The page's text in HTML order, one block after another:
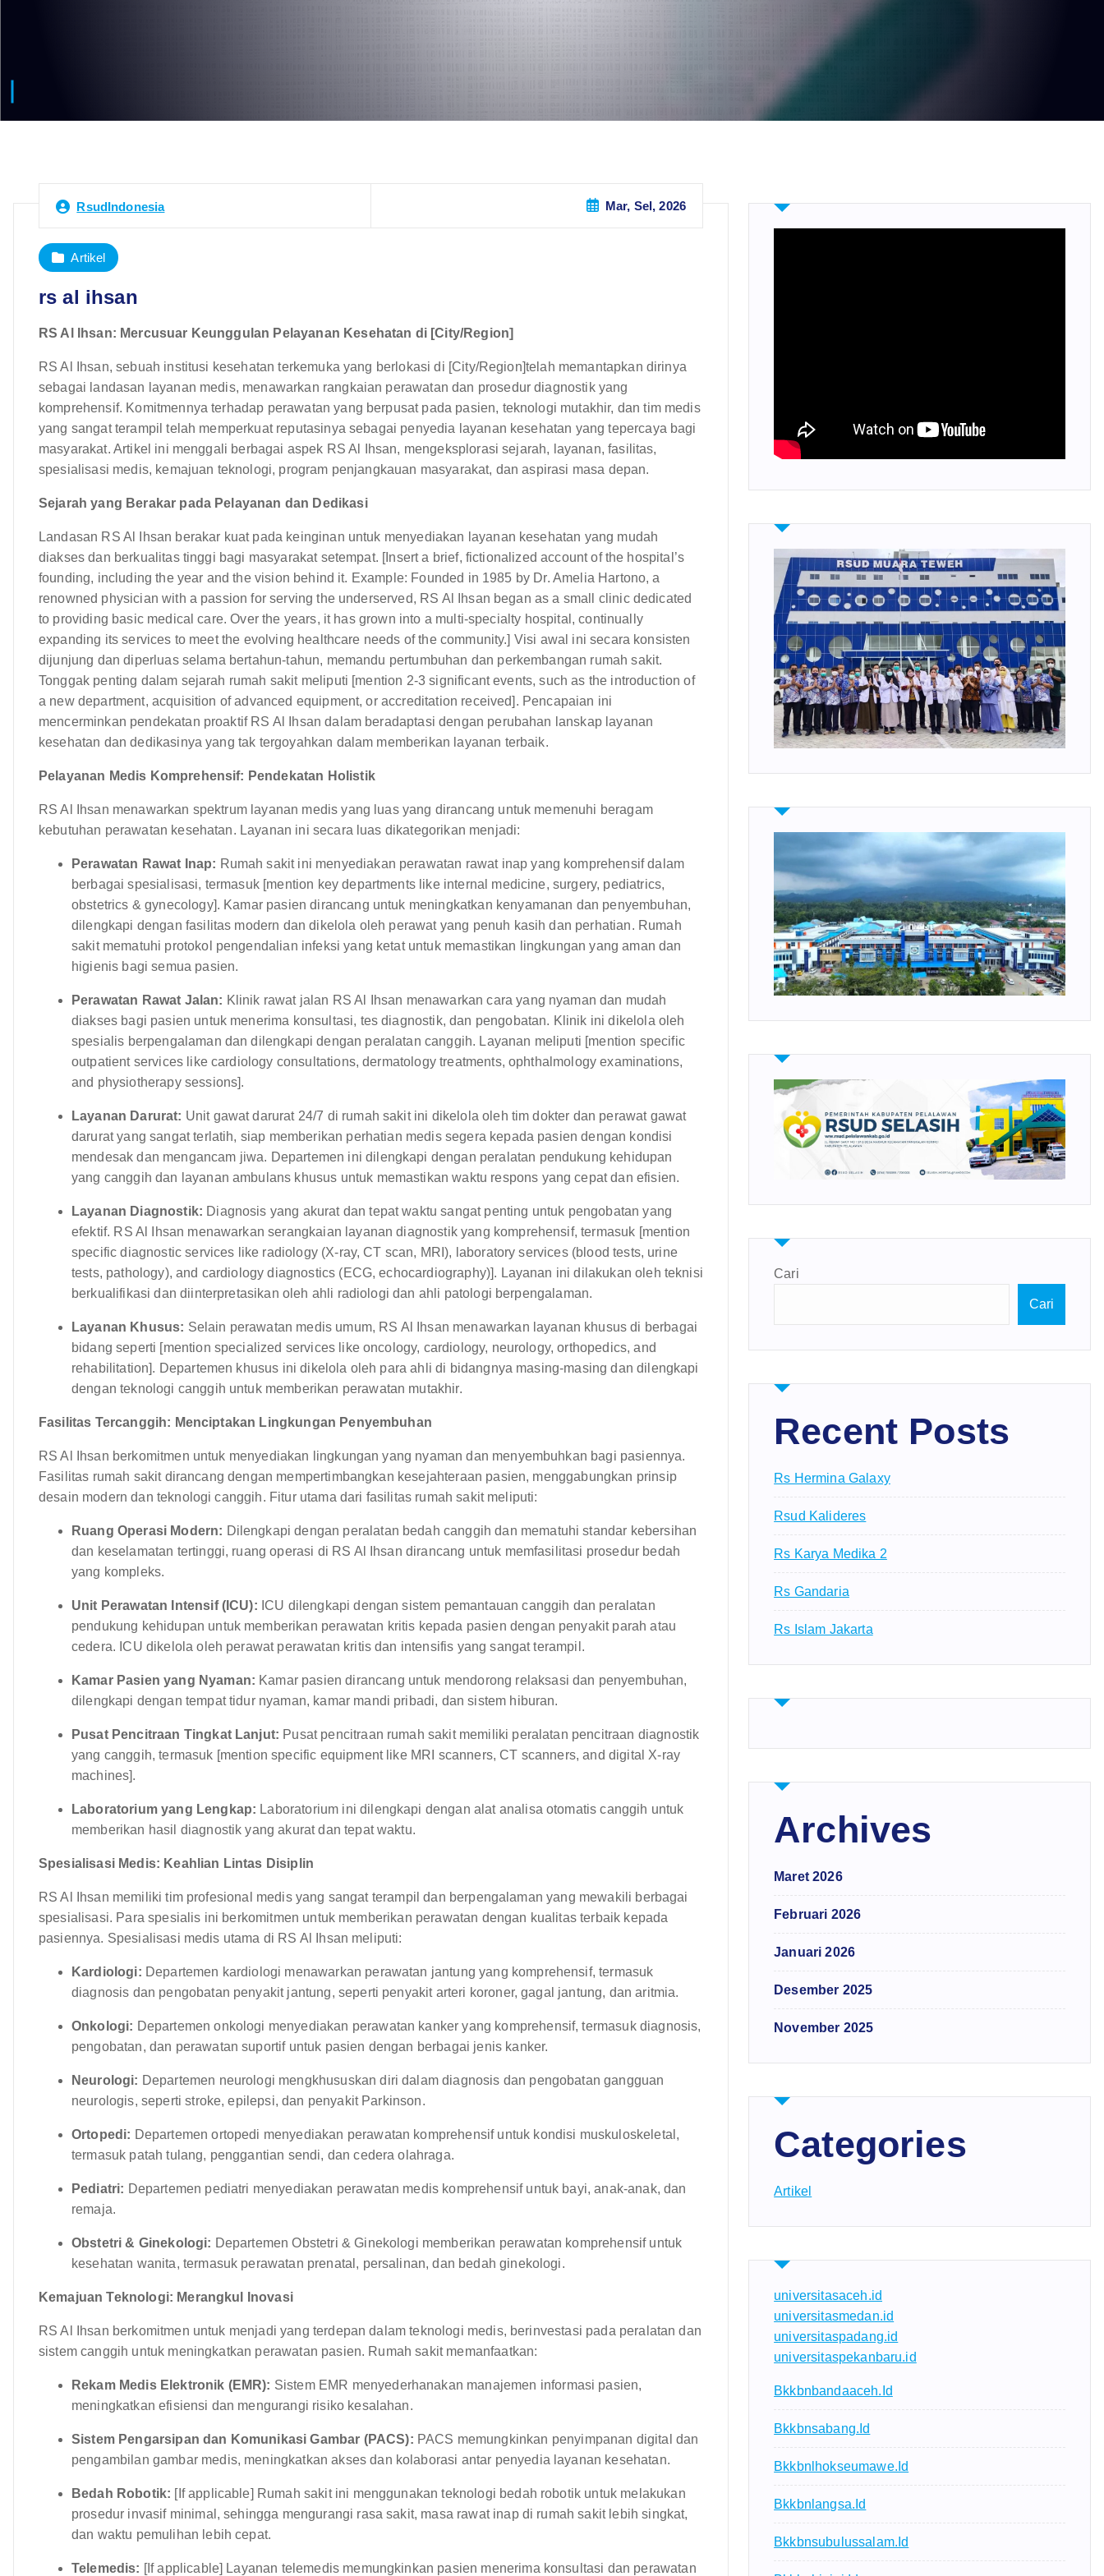
RsudIndonesia Mar, Sel, 2026
Artikel
rs al ihsan
RS Al Ihsan: Mercusuar Keunggulan Pelayanan Kesehatan di [City/Region]
RS Al Ihsan, sebuah institusi kesehatan terkemuka yang berlokasi di [City/Region]telah memantapkan dirinya
sebagai landasan layanan medis, menawarkan rangkaian perawatan dan prosedur diagnostik yang
komprehensif. Komitmennya terhadap perawatan yang berpusat pada pasien, teknologi mutakhir, dan tim medis
yang sangat terampil telah memperkuat reputasinya sebagai penyedia layanan kesehatan yang tepercaya bagi
masyarakat. Artikel ini menggali berbagai aspek RS Al Ihsan, mengeksplorasi sejarah, layanan, fasilitas,
spesialisasi medis, kemajuan teknologi, program penjangkauan masyarakat, dan aspirasi masa depan.
Sejarah yang Berakar pada Pelayanan dan Dedikasi
Landasan RS Al Ihsan berakar kuat pada keinginan untuk menyediakan layanan kesehatan yang mudah
diakses dan berkualitas tinggi bagi masyarakat setempat. [Insert a brief, fictionalized account of the hospital’s
founding, including the year and the vision behind it. Example: Founded in 1985 by Dr. Amelia Hartono, a
renowned physician with a passion for serving the underserved, RS Al Ihsan began as a small clinic dedicated
to providing basic medical care. Over the years, it has grown into a multi-specialty hospital, continually
expanding its services to meet the evolving healthcare needs of the community.] Visi awal ini secara konsisten
dijunjung dan diperluas selama bertahun-tahun, memandu pertumbuhan dan perkembangan rumah sakit.
Tonggak penting dalam sejarah rumah sakit meliputi [mention 2-3 significant events, such as the introduction of
a new department, acquisition of advanced equipment, or accreditation received]. Pencapaian ini
mencerminkan pendekatan proaktif RS Al Ihsan dalam beradaptasi dengan perubahan lanskap layanan
kesehatan dan dedikasinya yang tak tergoyahkan dalam memberikan layanan terbaik.
Pelayanan Medis Komprehensif: Pendekatan Holistik
RS Al Ihsan menawarkan spektrum layanan medis yang luas yang dirancang untuk memenuhi beragam
kebutuhan perawatan kesehatan. Layanan ini secara luas dikategorikan menjadi:
Perawatan Rawat Inap: Rumah sakit ini menyediakan perawatan rawat inap yang komprehensif dalam
berbagai spesialisasi, termasuk [mention key departments like internal medicine, surgery, pediatrics,
obstetrics & gynecology]. Kamar pasien dirancang untuk meningkatkan kenyamanan dan penyembuhan,
dilengkapi dengan fasilitas modern dan dikelola oleh perawat yang penuh kasih dan perhatian. Rumah
sakit mematuhi protokol pengendalian infeksi yang ketat untuk memastikan lingkungan yang aman dan
higienis bagi semua pasien.
Perawatan Rawat Jalan: Klinik rawat jalan RS Al Ihsan menawarkan cara yang nyaman dan mudah
diakses bagi pasien untuk menerima konsultasi, tes diagnostik, dan pengobatan. Klinik ini dikelola oleh
spesialis berpengalaman dan dilengkapi dengan peralatan canggih. Layanan meliputi [mention specific
outpatient services like cardiology consultations, dermatology treatments, ophthalmology examinations,
and physiotherapy sessions].
Layanan Darurat: Unit gawat darurat 24/7 di rumah sakit ini dikelola oleh tim dokter dan perawat gawat
darurat yang sangat terlatih, siap memberikan perhatian medis segera kepada pasien dengan kondisi
mendesak dan mengancam jiwa. Departemen ini dilengkapi dengan peralatan pendukung kehidupan
yang canggih dan layanan ambulans khusus untuk memastikan waktu respons yang cepat dan efisien.
Layanan Diagnostik: Diagnosis yang akurat dan tepat waktu sangat penting untuk pengobatan yang
efektif. RS Al Ihsan menawarkan serangkaian layanan diagnostik yang komprehensif, termasuk [mention
specific diagnostic services like radiology (X-ray, CT scan, MRI), laboratory services (blood tests, urine
tests, pathology), and cardiology diagnostics (ECG, echocardiography)]. Layanan ini dilakukan oleh teknisi
berkualifikasi dan diinterpretasikan oleh ahli radiologi dan ahli patologi berpengalaman.
Layanan Khusus: Selain perawatan medis umum, RS Al Ihsan menawarkan layanan khusus di berbagai
bidang seperti [mention specialized services like oncology, cardiology, neurology, orthopedics, and
rehabilitation]. Departemen khusus ini dikelola oleh para ahli di bidangnya masing-masing dan dilengkapi
dengan teknologi canggih untuk memberikan perawatan mutakhir.
Fasilitas Tercanggih: Menciptakan Lingkungan Penyembuhan
RS Al Ihsan berkomitmen untuk menyediakan lingkungan yang nyaman dan menyembuhkan bagi pasiennya.
Fasilitas rumah sakit dirancang dengan mempertimbangkan kesejahteraan pasien, menggabungkan prinsip
desain modern dan teknologi canggih. Fitur utama dari fasilitas rumah sakit meliputi:
Ruang Operasi Modern: Dilengkapi dengan peralatan bedah canggih dan mematuhi standar kebersihan
dan keselamatan tertinggi, ruang operasi di RS Al Ihsan dirancang untuk memfasilitasi prosedur bedah
yang kompleks.
Unit Perawatan Intensif (ICU): ICU dilengkapi dengan sistem pemantauan canggih dan peralatan
pendukung kehidupan untuk memberikan perawatan kritis kepada pasien dengan penyakit parah atau
cedera. ICU dikelola oleh perawat perawatan kritis dan intensifis yang sangat terampil.
Kamar Pasien yang Nyaman: Kamar pasien dirancang untuk mendorong relaksasi dan penyembuhan,
dilengkapi dengan tempat tidur nyaman, kamar mandi pribadi, dan sistem hiburan.
Pusat Pencitraan Tingkat Lanjut: Pusat pencitraan rumah sakit memiliki peralatan pencitraan diagnostik
yang canggih, termasuk [mention specific equipment like MRI scanners, CT scanners, and digital X-ray
machines].
Laboratorium yang Lengkap: Laboratorium ini dilengkapi dengan alat analisa otomatis canggih untuk
memberikan hasil diagnostik yang akurat dan tepat waktu.
Spesialisasi Medis: Keahlian Lintas Disiplin
RS Al Ihsan memiliki tim profesional medis yang sangat terampil dan berpengalaman yang mewakili berbagai
spesialisasi. Para spesialis ini berkomitmen untuk memberikan perawatan dengan kualitas terbaik kepada
pasiennya. Spesialisasi medis utama di RS Al Ihsan meliputi:
Kardiologi: Departemen kardiologi menawarkan perawatan jantung yang komprehensif, termasuk
diagnosis dan pengobatan penyakit jantung, seperti penyakit arteri koroner, gagal jantung, dan aritmia.
Onkologi: Departemen onkologi menyediakan perawatan kanker yang komprehensif, termasuk diagnosis,
pengobatan, dan perawatan suportif untuk pasien dengan berbagai jenis kanker.
Neurologi: Departemen neurologi mengkhususkan diri dalam diagnosis dan pengobatan gangguan
neurologis, seperti stroke, epilepsi, dan penyakit Parkinson.
Ortopedi: Departemen ortopedi menyediakan perawatan komprehensif untuk kondisi muskuloskeletal,
termasuk patah tulang, penggantian sendi, dan cedera olahraga.
Pediatri: Departemen pediatri menyediakan perawatan medis komprehensif untuk bayi, anak-anak, dan
remaja.
Obstetri & Ginekologi: Departemen Obstetri & Ginekologi memberikan perawatan komprehensif untuk
kesehatan wanita, termasuk perawatan prenatal, persalinan, dan bedah ginekologi.
Kemajuan Teknologi: Merangkul Inovasi
RS Al Ihsan berkomitmen untuk menjadi yang terdepan dalam teknologi medis, berinvestasi pada peralatan dan
sistem canggih untuk meningkatkan perawatan pasien. Rumah sakit memanfaatkan:
Rekam Medis Elektronik (EMR): Sistem EMR menyederhanakan manajemen informasi pasien,
meningkatkan efisiensi dan mengurangi risiko kesalahan.
Sistem Pengarsipan dan Komunikasi Gambar (PACS): PACS memungkinkan penyimpanan digital dan
pengambilan gambar medis, meningkatkan akses dan kolaborasi antar penyedia layanan kesehatan.
Bedah Robotik: [If applicable] Rumah sakit ini menggunakan teknologi bedah robotik untuk melakukan
prosedur invasif minimal, sehingga mengurangi rasa sakit, masa rawat inap di rumah sakit lebih singkat,
dan waktu pemulihan lebih cepat.
Telemedis: [If applicable] Layanan telemedis memungkinkan pasien menerima konsultasi dan perawatan
Cari
Cari
Recent Posts
Rs Hermina Galaxy
Rsud Kalideres
Rs Karya Medika 2
Rs Gandaria
Rs Islam Jakarta
Archives
Maret 2026
Februari 2026
Januari 2026
Desember 2025
November 2025
Categories
Artikel
universitasaceh.id
universitasmedan.id
universitaspadang.id
universitaspekanbaru.id
Bkkbnbandaaceh.id
Bkkbnsabang.id
Bkkbnlhokseumawe.id
Bkkbnlangsa.id
Bkkbnsubulussalam.id